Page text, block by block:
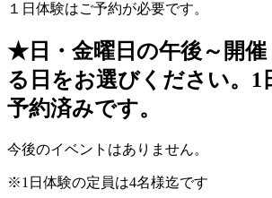
１日体験はご予約が必要です。
★日・金曜日の午後～開
る日をお選びください。1
予約済みです。
今後のイベントはありません。
※1日体験の定員は4名様迄です